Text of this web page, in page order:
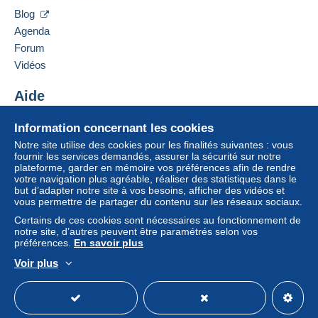
vendeur à l’acheteur. Un achat non payé peut
entraîner des conséquences au niveau du compte
Si les conditions de vente du vendeur comportent
considérer comme nulles et non avenues. Les
conditions de paiement du site Delcampe, telles
que définies dans les
conditions d’utilisation
Les achats doivent être payés dans les14 jours
suivant la réception du décompte final de la part du
vendeur.
Droit de rétractation|Frais de retour à charge de
l’acheteur.
Pour connaître les délais de retour et de
remboursement du lot, consultez les
générales d’utilisation
51260
Ajouter ce vendeur aux favoris
Information concernant les cookies
Notre site utilise des cookies pour les finalités suivantes : vous
fournir les services demandés, assurer la sécurité sur notre
plateforme, garder en mémoire vos préférences afin de rendre
votre navigation plus agréable, réaliser des statistiques dans le
but d’adapter notre site à vos besoins, afficher des vidéos et
vous permettre de partager du contenu sur les réseaux sociaux.
Certains de ces cookies sont nécessaires au fonctionnement de
notre site, d’autres peuvent être paramétrés selon vos
préférences. En savoir plus
Voir plus
Blog
Agenda
Forum
Vidéos
Aide
Acheter sur Delcampe
Vendre sur Delcampe
Un site sécurisé